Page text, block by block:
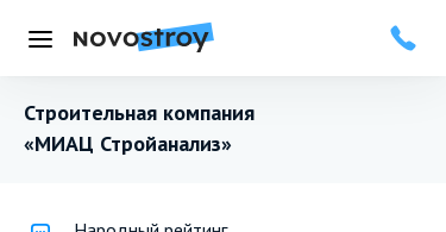
Меню
Строительная компания
«МИАЦ Стройанализ»